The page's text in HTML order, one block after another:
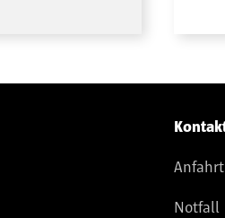
Anfahrt
Notfall